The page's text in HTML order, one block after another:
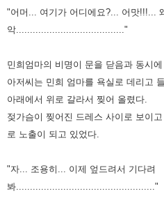
"어머... 여기가 어디에요?... 어맛!!!...
악......................................."
민희엄마의 비명이 문을 닫음과 동시
아저씨는 민희 엄마를 욕실로 데리고
아래에서 위로 갈라서 찢어 올렸다.
젖가슴이 찢어진 드레스 사이로 보이
로 노출이 되고 있었다.
"자... 조용히... 이제 엎드려서 기다려
봐.................................................."